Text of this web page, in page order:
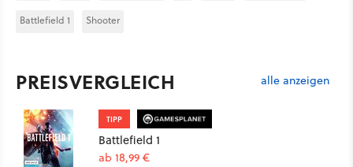
Battlefield 1 Shooter
PREISVERGLEICH alle anzeigen
TIPP
Battlefield 1
ab 18,99 €